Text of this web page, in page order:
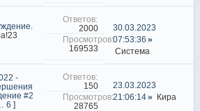
2000
169533
30.03.2023
07:53:36
Система
-
#2
6 ]
150
28765
23.03.2023
21:06:14
Кира